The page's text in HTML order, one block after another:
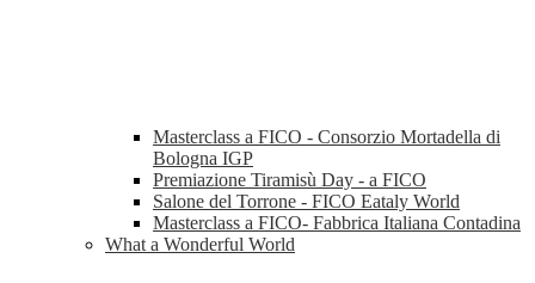
Masterclass a FICO - Consorzio Mortadella di
Bologna IGP
Premiazione Tiramisù Day - a FICO
Salone del Torrone - FICO Eataly World
Masterclass a FICO- Fabbrica Italiana Contadina
What a Wonderful World